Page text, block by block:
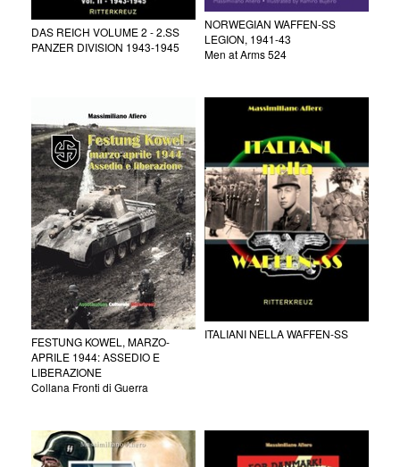
DAS REICH VOLUME 2 - 2.SS
PANZER DIVISION 1943-1945
NORWEGIAN WAFFEN-SS
LEGION, 1941-43
Men at Arms 524
FESTUNG KOWEL, MARZO-
APRILE 1944: ASSEDIO E
LIBERAZIONE
Collana Fronti di Guerra
ITALIANI NELLA WAFFEN-SS